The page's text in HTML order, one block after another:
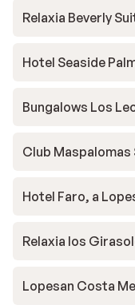
Relaxia Beverly
Hotel Seaside
Bungalows Los
Club Maspalomas
Hotel Faro, a
Relaxia los
Lopesan Costa